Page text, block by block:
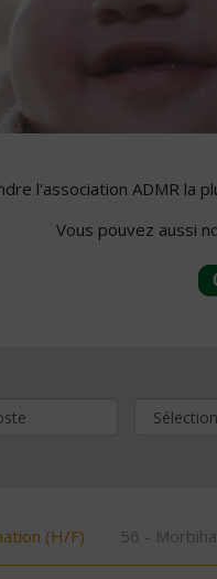
l'association ADMR la
Vous pouvez aussi
(H/F) 56 -